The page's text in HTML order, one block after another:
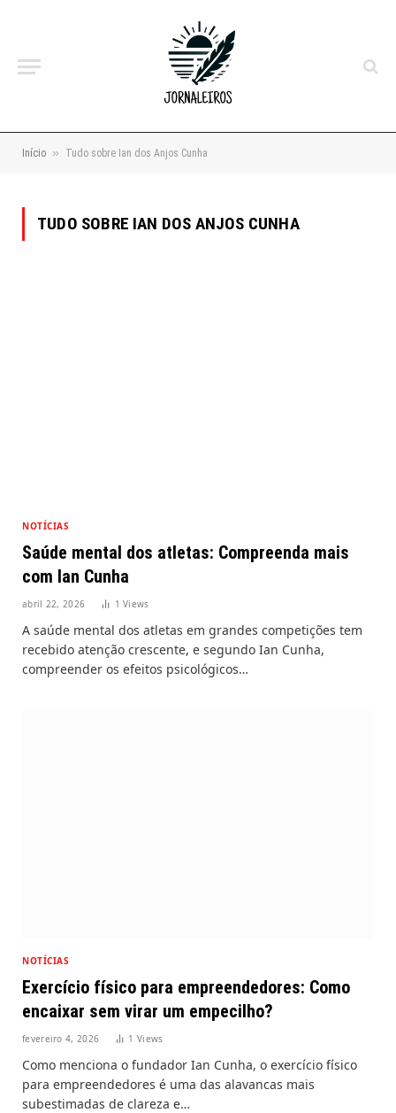
Início » Tudo sobre Ian dos Anjos Cunha
TUDO SOBRE IAN DOS ANJOS CUNHA
NOTÍCIAS
Saúde mental dos atletas: Compreenda mais
com Ian Cunha
abril 22, 2026 1Views
A saúde mental dos atletas em grandes competições tem
recebido atenção crescente, e segundo Ian Cunha,
compreender os efeitos psicológicos…
NOTÍCIAS
Exercício físico para empreendedores: Como
encaixar sem virar um empecilho?
fevereiro 4, 2026 1Views
Como menciona o fundador Ian Cunha, o exercício físico
para empreendedores é uma das alavancas mais
subestimadas de clareza e…